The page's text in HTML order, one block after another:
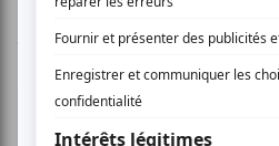
TOUTES LES OFFRES